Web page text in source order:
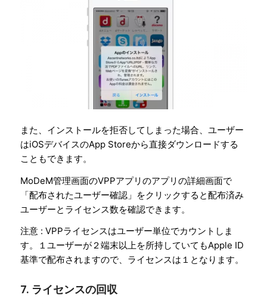
また、インストールを拒否してしまった場合、ユーザー
はiOSデバイスのApp Storeから直接ダウンロードする
こともできます。
MoDeM管理画面のVPPアプリのアプリの詳細画面で
「配布されたユーザー確認」をクリックすると配布済み
ユーザーとライセンス数を確認できます。
注意 : VPPライセンスはユーザー単位でカウントしま
す。１ユーザーが２端末以上を所持していてもApple ID
基準で配布されますので、ライセンスは１となります。
7. ライセンスの回収